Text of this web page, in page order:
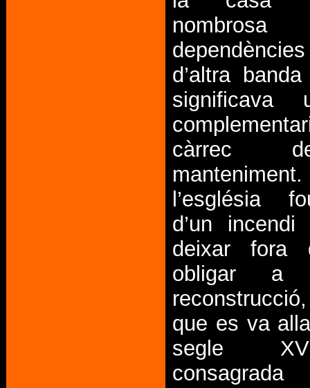
d’altra
significava
càrrec
l’església
d’un
deixar fora
obligar a
que es va
segle